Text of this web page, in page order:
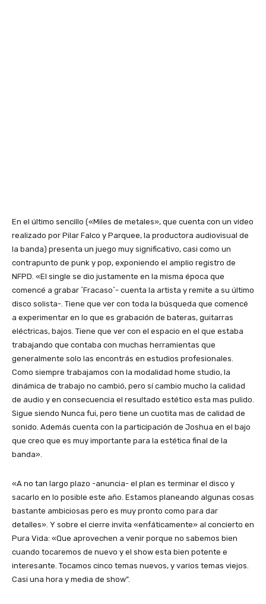
En el último sencillo («Miles de metales», que cuenta con un video
realizado por Pilar Falco y Parquee, la productora audiovisual de
la banda) presenta un juego muy significativo, casi como un
contrapunto de punk y pop, exponiendo el amplio registro de
NFPD. «El single se dio justamente en la misma época que
comencé a grabar ´Fracaso´- cuenta la artista y remite a su último
disco solista-. Tiene que ver con toda la búsqueda que comencé
a experimentar en lo que es grabación de bateras, guitarras
eléctricas, bajos. Tiene que ver con el espacio en el que estaba
trabajando que contaba con muchas herramientas que
generalmente solo las encontrás en estudios profesionales.
Como siempre trabajamos con la modalidad home studio, la
dinámica de trabajo no cambió, pero sí cambio mucho la calidad
de audio y en consecuencia el resultado estético esta mas pulido.
Sigue siendo Nunca fui, pero tiene un cuotita mas de calidad de
sonido. Además cuenta con la participación de Joshua en el bajo
que creo que es muy importante para la estética final de la
banda».
«A no tan largo plazo -anuncia- el plan es terminar el disco y
sacarlo en lo posible este año. Estamos planeando algunas cosas
bastante ambiciosas pero es muy pronto como para dar
detalles». Y sobre el cierre invita «enfáticamente» al concierto en
Pura Vida: «Que aprovechen a venir porque no sabemos bien
cuando tocaremos de nuevo y el show esta bien potente e
interesante. Tocamos cinco temas nuevos, y varios temas viejos.
Casi una hora y media de show”.